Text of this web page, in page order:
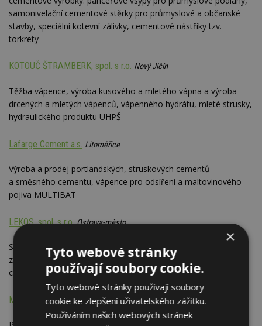
samonivelační cementové stěrky pro průmyslové a občanské
stavby, speciální kotevní zálivky, cementové nástřiky tzv.
torkrety
KOTOUČ ŠTRAMBERK, spol. s r.o. Nový Jičín
Těžba vápence, výroba kusového a mletého vápna a výroba
drcených a mletých vápenců, vápenného hydrátu, mleté strusky,
hydraulického produktu UHPŠ
Lafarge Cement a.s. Litoměřice
Výroba a prodej portlandských, struskových cementů
a směsného cementu, vápence pro odsíření a maltovinového
pojiva MULTIBAT
LEKOS, spol. s r.o. Ostrava-město
Stavebniny - prodej širokého sortimentu stavebního materiálu:
zdicí materiály, izolace, sádrokarton, suché maltové směsi,
cementy, tmely; stavební činnost
MALVA PRAHA PLUS, s.r.o. Praha
×
Tyto webové stránky
používají soubory cookie.
Tyto webové stránky používají soubory
cookie ke zlepšení uživatelského zážitku.
Používáním našich webových stránek